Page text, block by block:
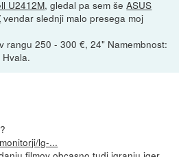
U2412M, gledal pa sem šeASUS
vendar slednji malo presega moj
rangu 250 - 300 €, 24" Namembnost:
lg-...